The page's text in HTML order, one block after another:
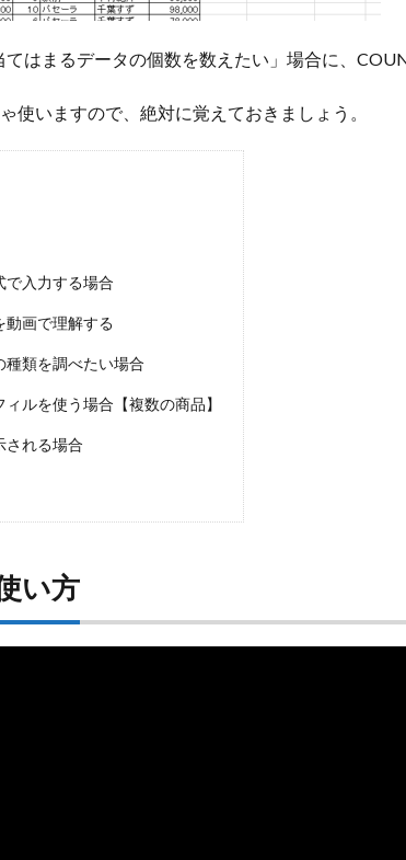
はまるデータの個数を数えたい」場合に、
使いますので、絶対に覚えておきましょう。
入力する場合
画で理解する
類を調べたい場合
ルを使う場合【複数の商品】
される場合
い方